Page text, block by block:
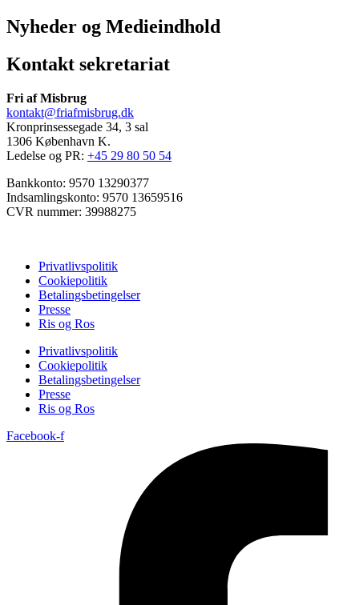
Nyheder og Medieindhold
Kontakt sekretariat
Fri af Misbrug
kontakt@friafmisbrug.dk
Kronprinsessegade 34, 3 sal
1306 København K.
Ledelse og PR: +45 29 80 50 54
Bankkonto: 9570 13290377
Indsamlingskonto: 9570 13659516
CVR nummer: 39988275
Privatlivspolitik
Cookiepolitik
Betalingsbetingelser
Presse
Ris og Ros
Privatlivspolitik
Cookiepolitik
Betalingsbetingelser
Presse
Ris og Ros
Facebook-f